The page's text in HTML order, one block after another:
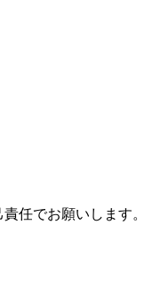
任でお願いします。